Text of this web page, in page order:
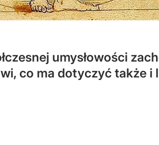
umysłowości
co ma dotyczyć także i